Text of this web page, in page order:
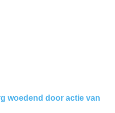
woedend door actie van